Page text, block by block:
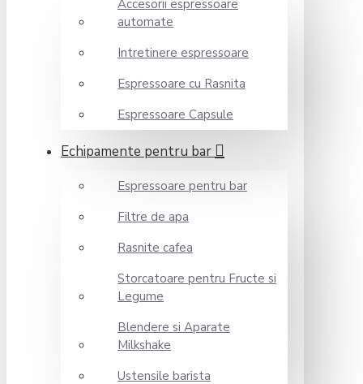
Accesorii espressoare
automate
Intretinere espressoare
Espressoare cu Rasnita
Espressoare Capsule
Echipamente pentru bar
Espressoare pentru bar
Filtre de apa
Rasnite cafea
Storcatoare pentru Fructe si
Legume
Blendere si Aparate
Milkshake
Ustensile barista